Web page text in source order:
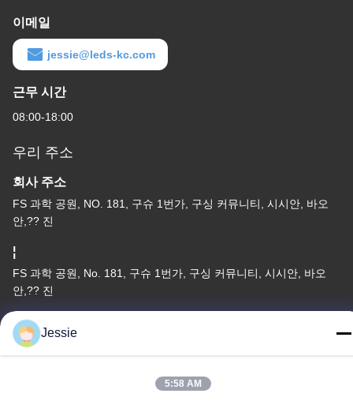
이메일
jessie@leds-kc.com
근무 시간
08:00-18:00
우리 주소
회사 주소
FS 과학 공원, NO. 181, 구슈 1번가, 구싱 커뮤니티, 시시안, 바오
안,?? 진
¦
FS 과학 공원, No. 181, 구슈 1번가, 구싱 커뮤니티, 시시안, 바오
안,?? 진
전화
86-0755-22300563
Jessie
5:58 AM